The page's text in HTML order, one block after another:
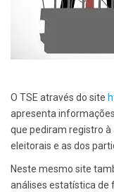
O TSE através do site
apresenta
que pediram registro à
eleitorais e as dos
Neste mesmo site
análises estatística de